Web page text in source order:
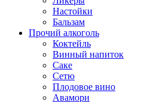
Настойки
Бальзам
Прочий алкоголь
Коктейль
Винный напиток
Саке
Сетю
Плодовое вино
Авамори